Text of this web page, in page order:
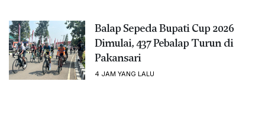
Balap Sepeda Bupati Cup 2026
Dimulai, 437 Pebalap Turun di
Pakansari
4 JAM YANG LALU